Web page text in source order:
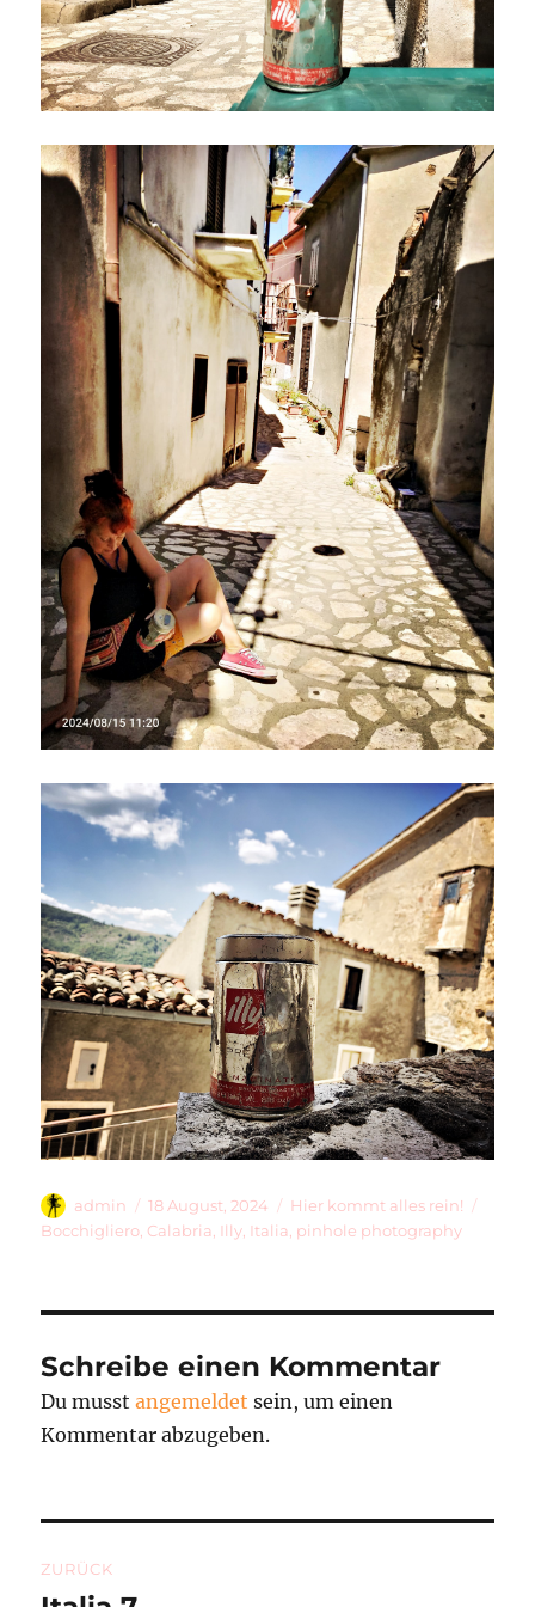
Autor
admin
Veröffentlicht
am
18 August, 2024 Kategorien
Hier kommt alles rein!
Bocchigliero Calabria Illy Italia pinhole photography
Schreibe einen Kommentar
Du musstangemeldet sein, um einen
Kommentar abzugeben.
ZURÜCK